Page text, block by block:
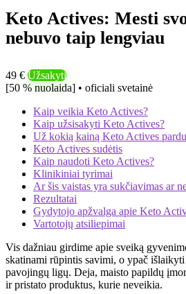
Keto Actives: Mesti
nebuvo taip lengviau
49 € Užsakyti
[50 % nuolaida] • oficiali svetainė
Kaip veikia Keto Actives?
Kaip užsisakyti Keto Actives?
Už kokią kainą Keto Actives
Keto Actives sudėtis
Kaip naudoti Keto Actives?
Klinikiniai tyrimai
Ar šis vaistas yra sukčiavimas ar
Rezultatai
Gydytojo apžvalga apie Keto
Vartotojų atsiliepimai
Vis dažniau girdime apie sveiką
skatinami rūpintis savimi, o ypač
pavojingų ligų. Deja, maisto papildų
ir pristato produktus, kurie neveikia.